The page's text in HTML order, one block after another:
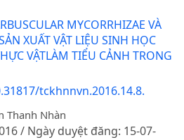
MYCORRHIZAE VÀ
XUẤT VẬT LIỆU SINH HỌC
VẬTLÀM TIỂU CẢNH TRONG
tckhnnvn.2016.14.8.
Thanh Nhàn
/ Ngày duyệt đăng: 15-07-